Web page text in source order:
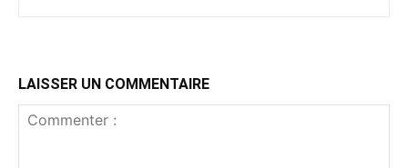
LAISSER UN COMMENTAIRE